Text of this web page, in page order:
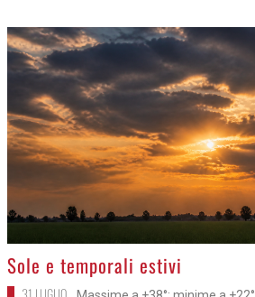
>
Sole e temporali estivi